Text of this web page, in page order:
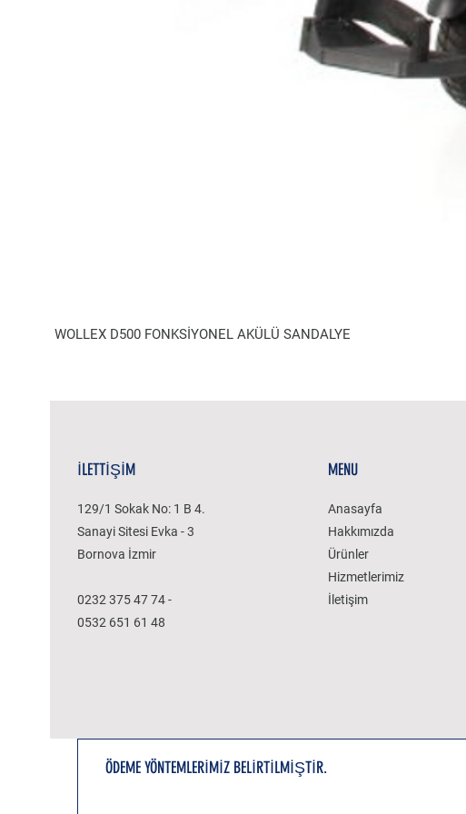
WOLLEX D500 FONKSİYONEL AKÜLÜ SANDALYE
İLETTİŞİM
129/1 Sokak No: 1 B 4.
Sanayi Sitesi Evka - 3
Bornova İzmir
0232 375 47 74 -
0532 651 61 48
MENU
Anasayfa
Hakkımızda
Ürünler
Hizmetlerimiz
İletişim
ÖDEME YÖNTEMLERİMİZ BELİRTİLMİŞTİR.